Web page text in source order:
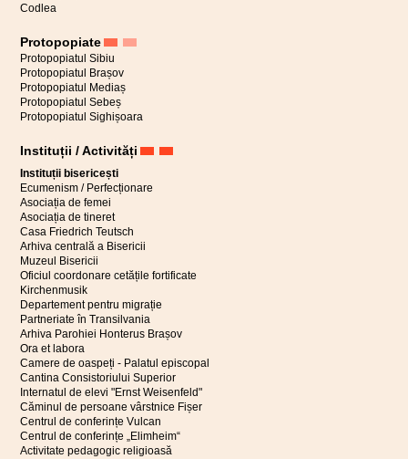
Codlea
Protopopiate
Protopopiatul Sibiu
Protopopiatul Brașov
Protopopiatul Mediaș
Protopopiatul Sebeș
Protopopiatul Sighișoara
Instituții / Activități
Instituții bisericești
Ecumenism / Perfecționare
Asociația de femei
Asociația de tineret
Casa Friedrich Teutsch
Arhiva centrală a Bisericii
Muzeul Bisericii
Oficiul coordonare cetățile fortificate
Kirchenmusik
Departement pentru migrație
Partneriate în Transilvania
Arhiva Parohiei Honterus Brașov
Ora et labora
Camere de oaspeți - Palatul episcopal
Cantina Consistoriului Superior
Internatul de elevi "Ernst Weisenfeld"
Căminul de persoane vârstnice Fișer
Centrul de conferințe Vulcan
Centrul de conferințe „Elimheim“
Activitate pedagogic religioasă